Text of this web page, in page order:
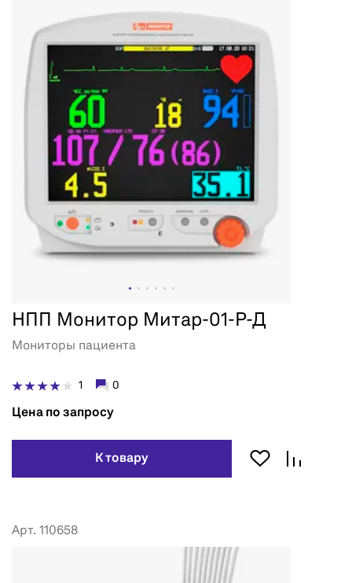
НПП Монитор Митар-01-Р-Д
Мониторы пациента
1 0
Цена по запросу
К товару
Арт. 110658